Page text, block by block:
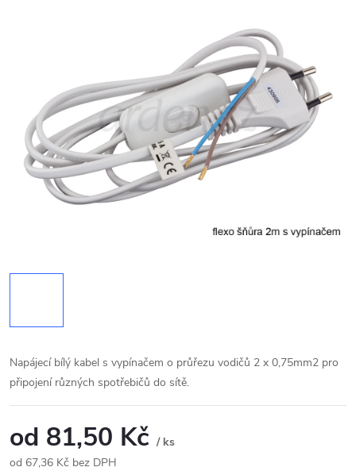
Napájecí bílý kabel s vypínačem o průřezu vodičů 2 x 0,75mm2 pro
připojení různých spotřebičů do sítě.
od 81,50 Kč / ks
od 67,36 Kč bez DPH